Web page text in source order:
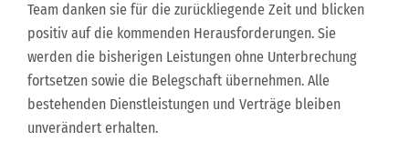
Team danken sie für die zurückliegende Zeit und blicken
positiv auf die kommenden Herausforderungen. Sie
werden die bisherigen Leistungen ohne Unterbrechung
fortsetzen sowie die Belegschaft übernehmen. Alle
bestehenden Dienstleistungen und Verträge bleiben
unverändert erhalten.